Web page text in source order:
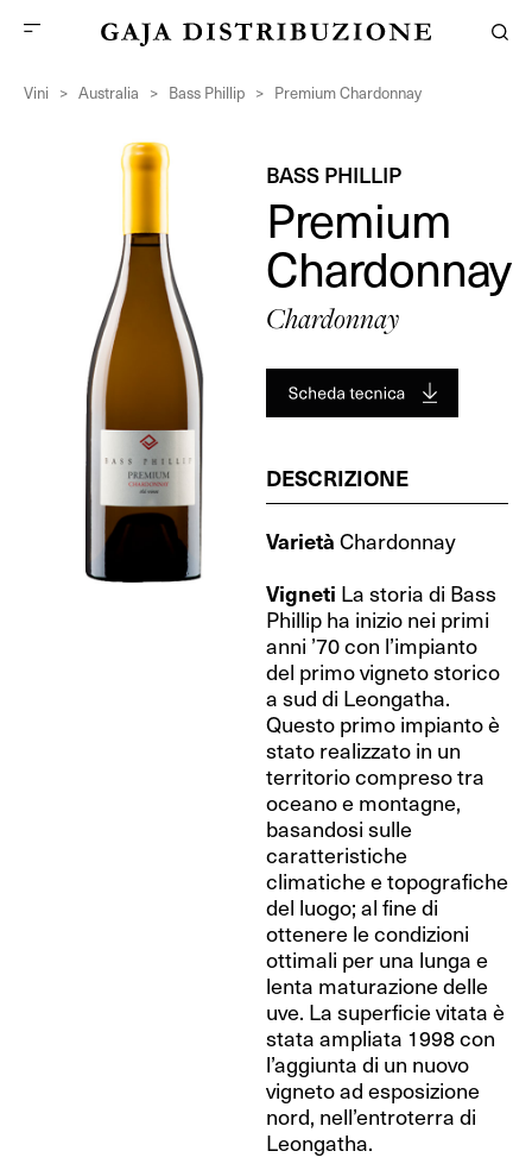
Vini > Australia > Bass Phillip > Premium Chardonnay
BASS PHILLIP
Premium
Chardonnay
Chardonnay
DESCRIZIONE
Varietà Chardonnay
Vigneti La storia di Bass
Phillip ha inizio nei primi
anni ’70 con l’impianto
del primo vigneto storico
a sud di Leongatha.
Questo primo impianto è
stato realizzato in un
territorio compreso tra
oceano e montagne,
basandosi sulle
caratteristiche
climatiche e topografiche
del luogo; al fine di
ottenere le condizioni
ottimali per una lunga e
lenta maturazione delle
uve. La superficie vitata è
stata ampliata 1998 con
l’aggiunta di un nuovo
vigneto ad esposizione
nord, nell’entroterra di
Leongatha.